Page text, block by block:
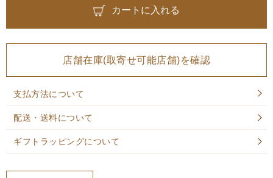
カートに入れる
店舗在庫(取寄せ可能店舗)を確認
支払方法について
配送・送料について
ギフトラッピングについて